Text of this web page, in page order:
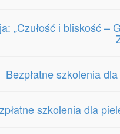
„Czułość i bliskość –
Bezpłatne szkolenia
szkolenia dla